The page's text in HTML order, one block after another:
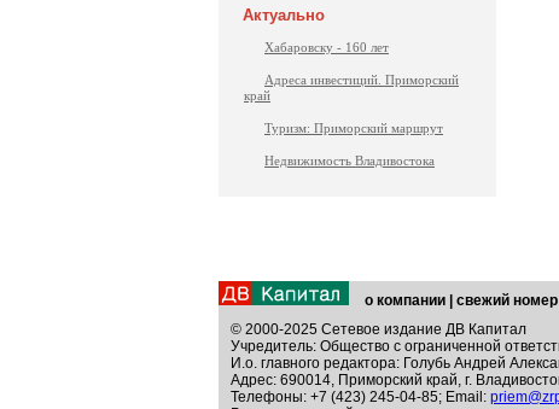
Актуально
Хабаровску - 160 лет
Адреса инвестиций. Приморский
край
Туризм: Приморский маршрут
Недвижимость Владивостока
о компании свежий номер
© 2000-2025 Сетевое издание ДВ Капитал
Учредитель: Общество с ограниченной
И.о. главного редактора: Голубь Андрей
Адрес: 690014, Приморский край, г.
Телефоны: +7 (423) 245-04-85; Email: